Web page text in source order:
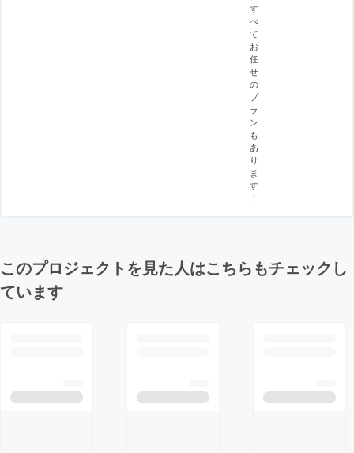
す
べ
て
お
任
せ
の
プ
ラ
ン
も
あ
り
ま
す
！
このプロジェクトを見た人はこちらもチェックし
ています